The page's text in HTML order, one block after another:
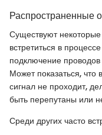
Распространенные
Существуют
встретиться в
подключение
Может показаться,
сигнал не проходит,
быть перепутаны или
Среди других часто